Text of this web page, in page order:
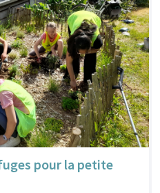
pour la petite